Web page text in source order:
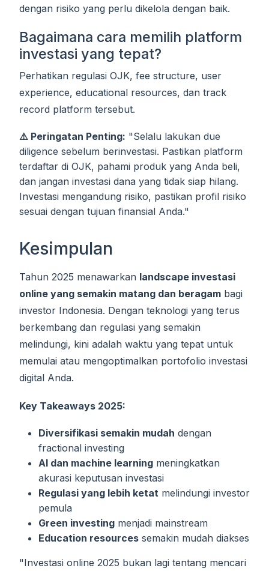
dengan risiko yang perlu dikelola dengan baik.
Bagaimana cara memilih platform
investasi yang tepat?
Perhatikan regulasi OJK, fee structure, user
experience, educational resources, dan track
record platform tersebut.
⚠️ Peringatan Penting: "Selalu lakukan due
diligence sebelum berinvestasi. Pastikan platform
terdaftar di OJK, pahami produk yang Anda beli,
dan jangan investasi dana yang tidak siap hilang.
Investasi mengandung risiko, pastikan profil risiko
sesuai dengan tujuan finansial Anda."
Kesimpulan
Tahun 2025 menawarkan landscape investasi
online yang semakin matang dan beragam bagi
investor Indonesia. Dengan teknologi yang terus
berkembang dan regulasi yang semakin
melindungi, kini adalah waktu yang tepat untuk
memulai atau mengoptimalkan portofolio investasi
digital Anda.
Key Takeaways 2025:
Diversifikasi semakin mudah dengan
fractional investing
AI dan machine learning meningkatkan
akurasi keputusan investasi
Regulasi yang lebih ketat melindungi investor
pemula
Green investing menjadi mainstream
Education resources semakin mudah diakses
"Investasi online 2025 bukan lagi tentang mencari